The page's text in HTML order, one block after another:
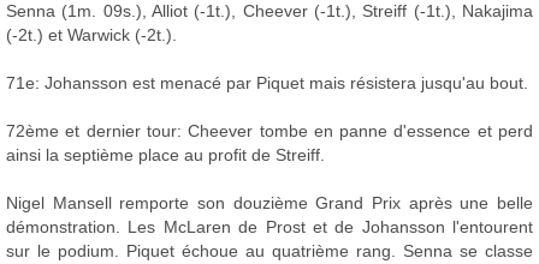
Senna (1m. 09s.), Alliot (-1t.), Cheever (-1t.), Streiff (-1t.), Nakajima
(-2t.) et Warwick (-2t.).
71e: Johansson est menacé par Piquet mais résistera jusqu'au bout.
72ème et dernier tour: Cheever tombe en panne d'essence et perd
ainsi la septième place au profit de Streiff.
Nigel Mansell remporte son douzième Grand Prix après une belle
démonstration. Les McLaren de Prost et de Johansson l'entourent
sur le podium. Piquet échoue au quatrième rang. Senna se classe